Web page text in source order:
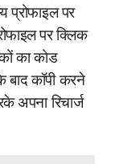
प्रोफाइल पर
पर क्लिक
का कोड
कॉपी करने
अपना रिचार्ज